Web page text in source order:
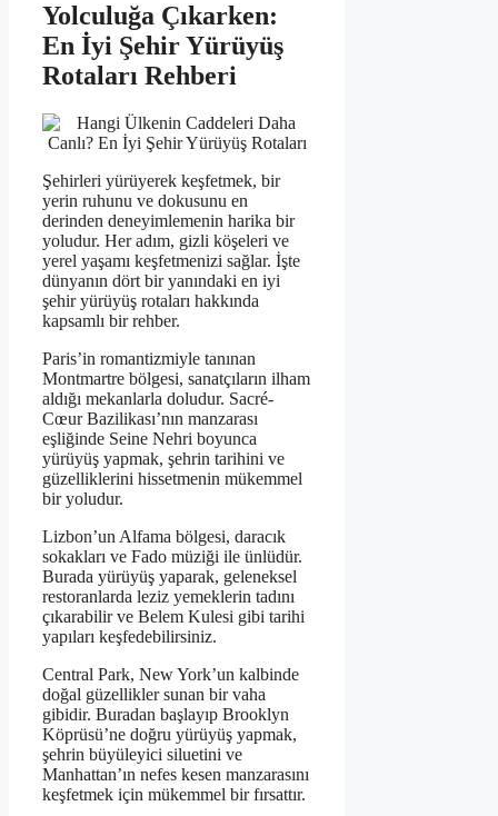
Yolculuğa Çıkarken:
En İyi Şehir Yürüyüş
Rotaları Rehberi
Şehirleri yürüyerek keşfetmek, bir
yerin ruhunu ve dokusunu en
derinden deneyimlemenin harika bir
yoludur. Her adım, gizli köşeleri ve
yerel yaşamı keşfetmenizi sağlar. İşte
dünyanın dört bir yanındaki en iyi
şehir yürüyüş rotaları hakkında
kapsamlı bir rehber.
Paris’in romantizmiyle tanınan
Montmartre bölgesi, sanatçıların ilham
aldığı mekanlarla doludur. Sacré-
Cœur Bazilikası’nın manzarası
eşliğinde Seine Nehri boyunca
yürüyüş yapmak, şehrin tarihini ve
güzelliklerini hissetmenin mükemmel
bir yoludur.
Lizbon’un Alfama bölgesi, daracık
sokakları ve Fado müziği ile ünlüdür.
Burada yürüyüş yaparak, geleneksel
restoranlarda leziz yemeklerin tadını
çıkarabilir ve Belem Kulesi gibi tarihi
yapıları keşfedebilirsiniz.
Central Park, New York’un kalbinde
doğal güzellikler sunan bir vaha
gibidir. Buradan başlayıp Brooklyn
Köprüsü’ne doğru yürüyüş yapmak,
şehrin büyüleyici siluetini ve
Manhattan’ın nefes kesen manzarasını
keşfetmek için mükemmel bir fırsattır.